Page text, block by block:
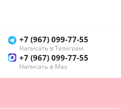
+7 (967) 099-77-55
Написать в Телеграм
+7 (967) 099-77-55
Написать в Мах